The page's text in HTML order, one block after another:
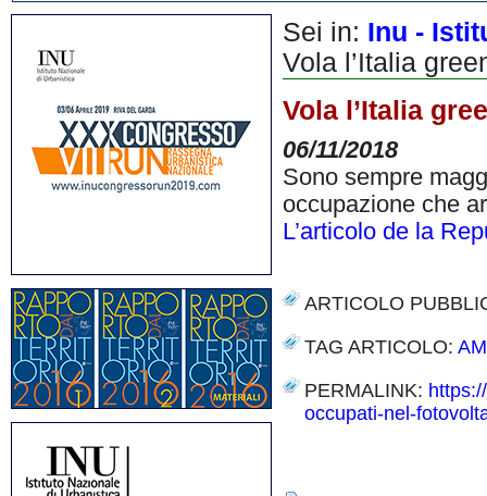
Sei in: Inu -
Vola l’Italia
Vola l’Italia
06/11/2018
Sono sempre
occupazione che
L’articolo de la
ARTICOLO
TAG ARTICOLO:
PERMALINK:
occupati-nel-